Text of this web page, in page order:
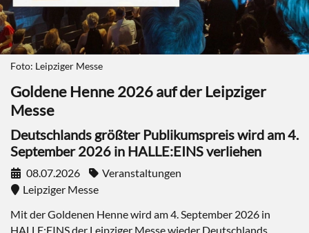
Foto: Leipziger Messe
Goldene Henne 2026 auf der Leipziger
Messe
Deutschlands größter Publikumspreis wird am 4.
September 2026 in HALLE:EINS verliehen
08.07.2026
Veranstaltungen
Leipziger Messe
Mit der Goldenen Henne wird am 4. September 2026 in
HALLE:EINS der Leipziger Messe wieder Deutschlands